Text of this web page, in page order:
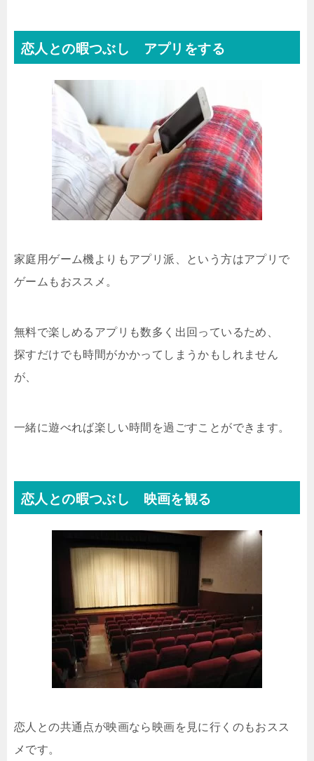
恋人との暇つぶし アプリをする
家庭用ゲーム機よりもアプリ派、という方はアプリで
ゲームもおススメ。
無料で楽しめるアプリも数多く出回っているため、
探すだけでも時間がかかってしまうかもしれません
が、
一緒に遊べれば楽しい時間を過ごすことができます。
恋人との暇つぶし 映画を観る
恋人との共通点が映画なら映画を見に行くのもおスス
メです。